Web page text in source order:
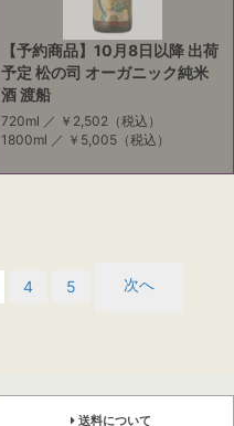
【予約商品】10月8日以降 出荷
予定 松の司 オーガニック純米
酒 渡船
720ml ／ ￥2,502 （税込）
1800ml ／ ￥5,005（税込）
4 5 次へ
送料について